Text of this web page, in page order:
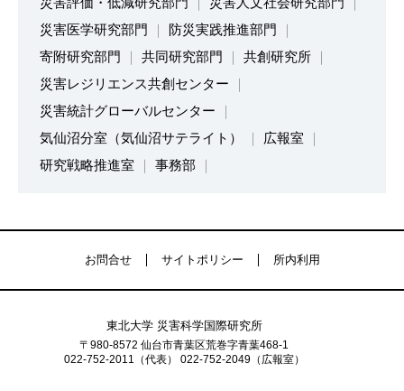
災害医学研究部門
防災実践推進部門
寄附研究部門
共同研究部門
共創研究所
災害レジリエンス共創センター
災害統計グローバルセンター
気仙沼分室（気仙沼サテライト）
広報室
研究戦略推進室
事務部
お問合せ サイトポリシー 所内利用
東北大学 災害科学国際研究所
〒980-8572 仙台市青葉区荒巻字青葉468-1
022-752-2011（代表） 022-752-2049（広報室）